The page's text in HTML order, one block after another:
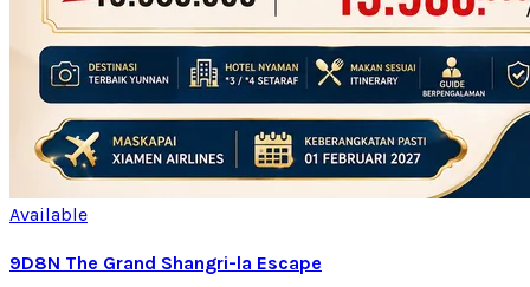
Available
9D8N The Grand Shangri-la Escape